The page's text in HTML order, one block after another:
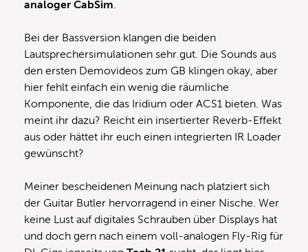
analoger CabSim
Bei der Bassversion klangen die beiden
Lautsprechersimulationen sehr gut. Die Sounds aus
den ersten Demovideos zum GB klingen okay, aber
hier fehlt einfach ein wenig die räumliche
Komponente, die das Iridium oder ACS1 bieten. Was
meint ihr dazu? Reicht ein insertierter Reverb-Effekt
aus oder hättet ihr euch einen integrierten IR Loader
gewünscht?
Meiner bescheidenen Meinung nach platziert sich
der Guitar Butler hervorragend in einer Nische. Wer
keine Lust auf digitales Schrauben über Displays hat
und doch gern nach einem voll-analogen Fly-Rig für